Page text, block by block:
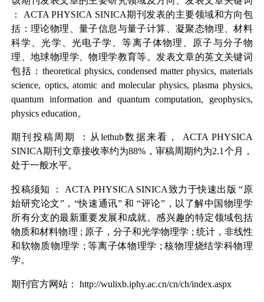
： ACTA PHYSICA SINICA期刊发表的主要领域和方向包
括：理论物理、量子信息与量子计算、凝聚态物理、材料
科学、光学、光电子学、等离子体物理、原子与分子物
理、地球物理学、物理学教育等。发表文章的英文关键词
包括：theoretical physics, condensed matter physics, materials
science, optics, atomic and molecular physics, plasma physics,
quantum information and quantum computation, geophysics,
physics education。
期刊投稿周期 ：从lethub数据来看，
ACTA PHYSICA
SINICA期刊文章接收率约为88%，审稿周期约为2.1个月，
处于一般水平。
投稿须知 ： ACTA PHYSICA SINICA致力于快速出版 “原
始研究论文”，“快速通讯” 和 “评论”，以了解中国物理学
所有分支的最新重要发展和成就。感兴趣的特定领域包括
物质和材料物理 ; 原子，分子和光学物理学 ; 统计，非线性
和软物质物理学 ;等离子体物理学 ;核物理烧结学科物理
学。
期刊官方网站： http://wulixb.iphy.ac.cn/cn/ch/index.aspx